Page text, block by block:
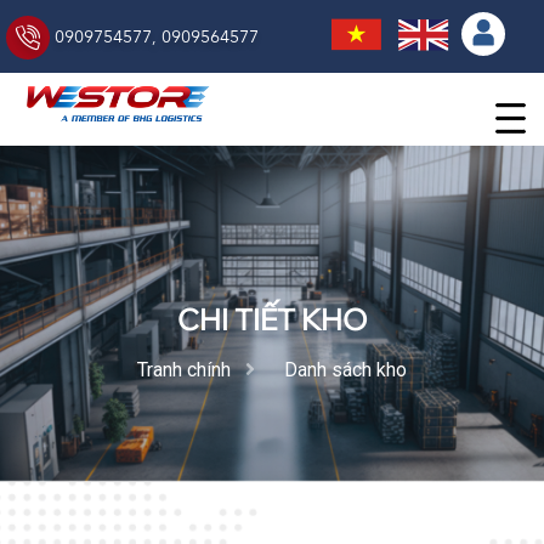
0909754577, 0909564577
CHI TIẾT KHO
Tranh chính Danh sách kho